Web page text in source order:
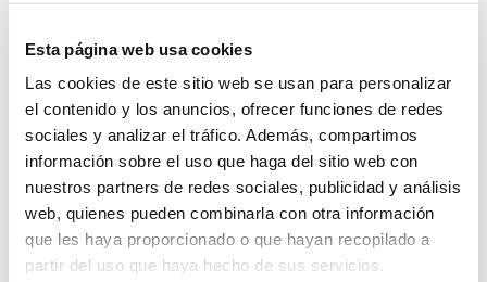
Esta página web usa cookies
Las cookies de este sitio web se usan para personalizar
el contenido y los anuncios, ofrecer funciones de redes
sociales y analizar el tráfico. Además, compartimos
información sobre el uso que haga del sitio web con
nuestros partners de redes sociales, publicidad y análisis
web, quienes pueden combinarla con otra información
que les haya proporcionado o que hayan recopilado a
partir del uso que haya hecho de sus servicios.
with floral notes (orange blossom).
Palate:Well-balanced between freshness and intensity,
very pleasant acidity and lingering finish.
Finish:Smooth and refreshing.
Serving suggestions:Suitable with apperitives, seafood,
crustaceous, fish and white meats.
Serving temperature:Serve between 6º and 8ºC.
Juan de Juanes is the artistic name used by Vicente Juan